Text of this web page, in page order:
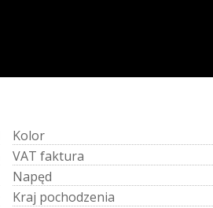
Kolor
VAT faktura
Napęd
Kraj pochodzenia